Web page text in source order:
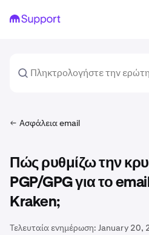
Ασφάλεια email
Πώς ρυθμίζω την
PGP/GPG για το
Kraken;
Τελευταία ενημέρωση: January 20,